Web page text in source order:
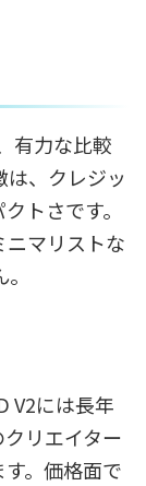
有力な比較
、クレジッ
トさです。
ニマリストな
V2には長年
リエイター
。価格面で